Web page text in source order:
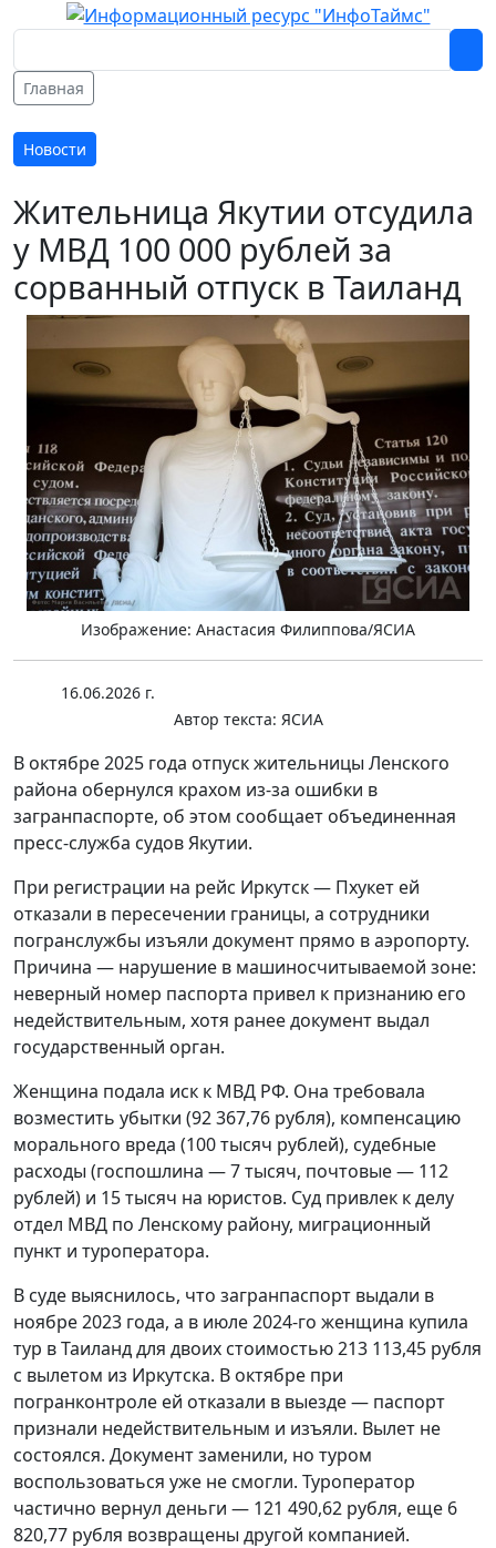
Главная
Новости
Жительница Якутии отсудила
у МВД 100 000 рублей за
сорванный отпуск в Таиланд
Изображение: Анастасия Филиппова/ЯСИА
16.06.2026 г.
Автор текста: ЯСИА
В октябре 2025 года отпуск жительницы Ленского
района обернулся крахом из-за ошибки в
загранпаспорте, об этом сообщает объединенная
пресс-служба судов Якутии.
При регистрации на рейс Иркутск — Пхукет ей
отказали в пересечении границы, а сотрудники
погранслужбы изъяли документ прямо в аэропорту.
Причина — нарушение в машиносчитываемой зоне:
неверный номер паспорта привел к признанию его
недействительным, хотя ранее документ выдал
государственный орган.
Женщина подала иск к МВД РФ. Она требовала
возместить убытки (92 367,76 рубля), компенсацию
морального вреда (100 тысяч рублей), судебные
расходы (госпошлина — 7 тысяч, почтовые — 112
рублей) и 15 тысяч на юристов. Суд привлек к делу
отдел МВД по Ленскому району, миграционный
пункт и туроператора.
В суде выяснилось, что загранпаспорт выдали в
ноябре 2023 года, а в июле 2024-го женщина купила
тур в Таиланд для двоих стоимостью 213 113,45 рубля
с вылетом из Иркутска. В октябре при
погранконтроле ей отказали в выезде — паспорт
признали недействительным и изъяли. Вылет не
состоялся. Документ заменили, но туром
воспользоваться уже не смогли. Туроператор
частично вернул деньги — 121 490,62 рубля, еще 6
820,77 рубля возвращены другой компанией.